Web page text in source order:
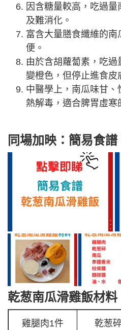
因含糖量較高，吃過
及難消化。
富含大量膳食纖維的
便。
由於含胡蘿蔔素，吃
變橙色，但停止進食皮
中醫學上，南瓜味甘
熱解毒，適合脾胃虛寒
同場加映：簡易食
乾葱南瓜滑雞飯材料
雞腿肉1件 乾葱